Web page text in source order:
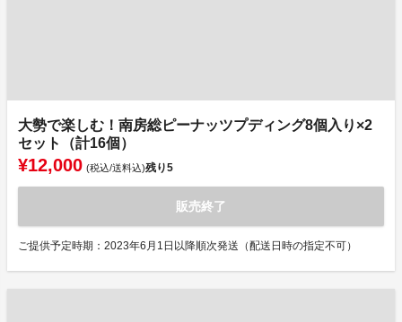
大勢で楽しむ！南房総ピーナッツプディング8個入り×2
セット（計16個）
¥12,000 (税込/送料込)残り5
販売終了
ご提供予定時期：2023年6月1日以降順次発送（配送日時の指定不可）